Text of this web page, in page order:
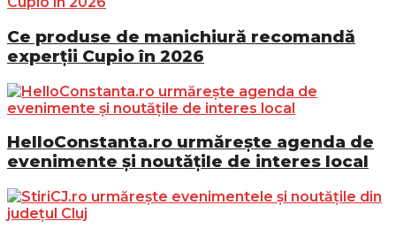
Ce produse de manichiură recomandă
experții Cupio în 2026
HelloConstanta.ro urmărește agenda de
evenimente și noutățile de interes local